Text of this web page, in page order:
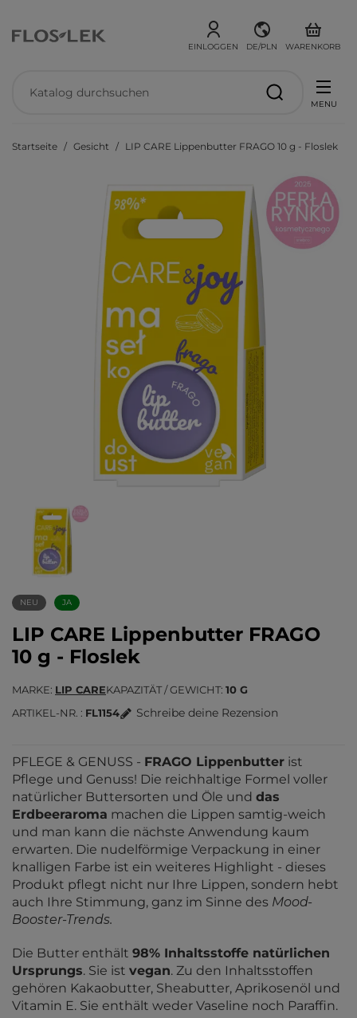
EINLOGGEN DE/PLN WARENKORB
MENU
Startseite Gesicht LIP CARE Lippenbutter FRAGO 10 g - Floslek
NEU JA
LIP CARE Lippenbutter FRAGO
10 g - Floslek
MARKE LIP CAREKAPAZITÄT / GEWICHT 10 G
ARTIKEL-NR.
FL1154 Schreibe deine Rezension
PFLEGE & GENUSS - FRAGO Lippenbutter ist
Pflege und Genuss! Die reichhaltige Formel voller
natürlicher Buttersorten und Öle und das
Erdbeeraroma machen die Lippen samtig-weich
und man kann die nächste Anwendung kaum
erwarten. Die nudelförmige Verpackung in einer
knalligen Farbe ist ein weiteres Highlight - dieses
Produkt pflegt nicht nur Ihre Lippen, sondern hebt
auch Ihre Stimmung, ganz im Sinne des Mood-
Booster-Trends.
Die Butter enthält 98% Inhaltsstoffe natürlichen
Ursprungs. Sie ist vegan. Zu den Inhaltsstoffen
gehören Kakaobutter, Sheabutter, Aprikosenöl und
Vitamin E. Sie enthält weder Vaseline noch Paraffin.